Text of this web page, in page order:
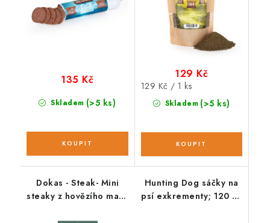
Skladem (>5 ks)
135 Kč
Skladem (>5 ks)
129 Kč
Měrná
cena:
129 Kč / 1 ks
Dokas - Steak- Mini
steaky z hovězího masa
Hunting Dog sáčky na
psí exkrementy; 120 ks